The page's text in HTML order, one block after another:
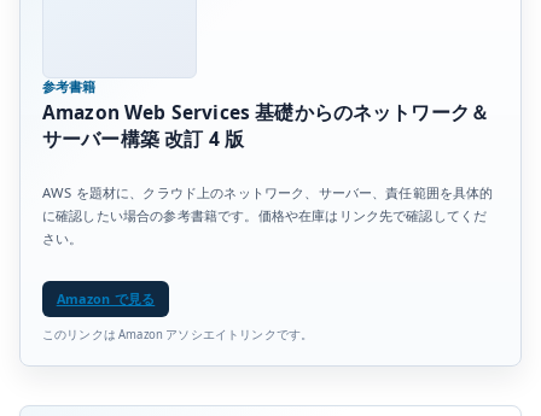
参考書籍
Amazon Web Services 基礎からのネットワーク＆
サーバー構築 改訂 4 版
AWS を題材に、クラウド上のネットワーク、サーバー、責任範囲を具体的
に確認したい場合の参考書籍です。価格や在庫はリンク先で確認してくだ
さい。
Amazon で見る
このリンクは Amazon アソシエイトリンクです。